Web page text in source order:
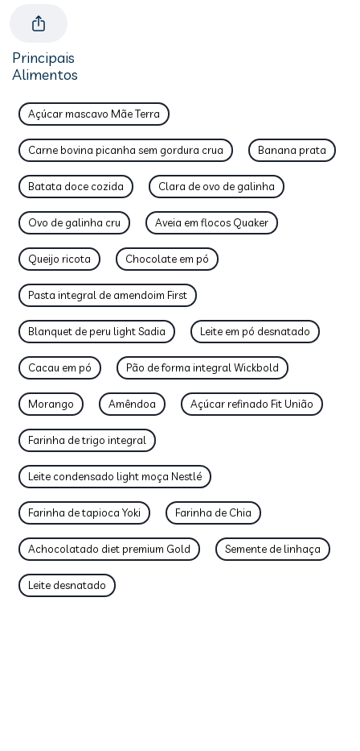
Principais
Alimentos
Açúcar mascavo Mãe Terra
Carne bovina picanha sem gordura crua Banana prata
Batata doce cozida Clara de ovo de galinha
Ovo de galinha cru Aveia em flocos Quaker
Queijo ricota Chocolate em pó
Pasta integral de amendoim First
Blanquet de peru light Sadia Leite em pó desnatado
Cacau em pó Pão de forma integral Wickbold
Morango Amêndoa Açúcar refinado Fit União
Farinha de trigo integral
Leite condensado light moça Nestlé
Farinha de tapioca Yoki Farinha de Chia
Achocolatado diet premium Gold Semente de linhaça
Leite desnatado